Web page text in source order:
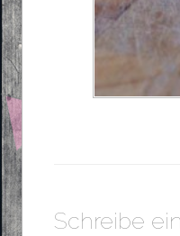
Schreibe